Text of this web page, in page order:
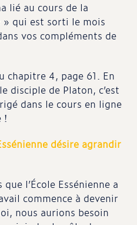
lié au cours de la
qui est sorti le mois
vos compléments de
chapitre 4, page 61. En
disciple de Platon, c’est
dans le cours en ligne
!
désire agrandir
l’École Essénienne a
commence à devenir
nous aurions besoin